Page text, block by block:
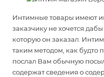
Интимные товары имеют
заказчику не хочется
которую он заказал.
таким методом, как будто
послал Вам обычную
содержат сведения о